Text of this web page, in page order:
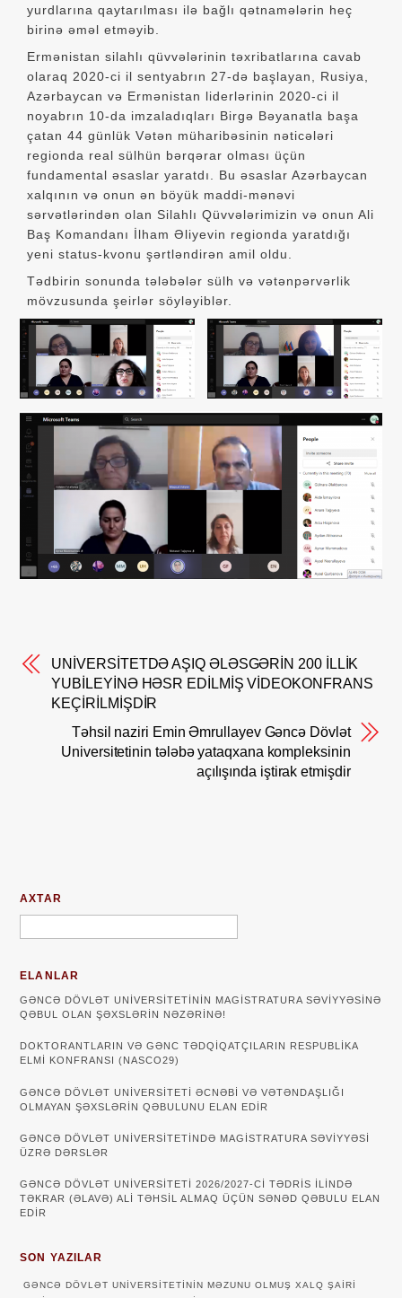
yurdlarına qaytarılması ilə bağlı qətnamələrin heç
birinə əməl etməyib.
Ermənistan silahlı qüvvələrinin təxribatlarına cavab
olaraq 2020-ci il sentyabrın 27-də başlayan, Rusiya,
Azərbaycan və Ermənistan liderlərinin 2020-ci il
noyabrın 10-da imzaladıqları Birgə Bəyanatla başa
çatan 44 günlük Vətən müharibəsinin nəticələri
regionda real sülhün bərqərar olması üçün
fundamental əsaslar yaratdı. Bu əsaslar Azərbaycan
xalqının və onun ən böyük maddi-mənəvi
sərvətlərindən olan Silahlı Qüvvələrimizin və onun Ali
Baş Komandanı İlham Əliyevin regionda yaratdığı
yeni status-kvonu şərtləndirən amil oldu.
Tədbirin sonunda tələbələr sülh və vətənpərvərlik
mövzusunda şeirlər söyləyiblər.
UNİVERSİTETDƏ AŞIQ ƏLƏSGƏRİN 200 İLLİK
YUBİLEYİNƏ HƏSR EDİLMİŞ VİDEOKONFRANS
KEÇİRİLMİŞDİR
Təhsil naziri Emin Əmrullayev Gəncə Dövlət
Universitetinin tələbə yataqxana kompleksinin
açılışında iştirak etmişdir
AXTAR
ELANLAR
GƏNCƏ DÖVLƏT UNIVERSITETININ MAGISTRATURA SƏVIYYƏSINƏ
QƏBUL OLAN ŞƏXSLƏRIN NƏZƏRINƏ!
DOKTORANTLARIN VƏ GƏNC TƏDQİQATÇILARIN RESPUBLİKA
ELMİ KONFRANSI (NASCO29)
GƏNCƏ DÖVLƏT UNIVERSITETI ƏCNƏBI VƏ VƏTƏNDAŞLIĞI
OLMAYAN ŞƏXSLƏRIN QƏBULUNU ELAN EDIR
GƏNCƏ DÖVLƏT UNIVERSITETINDƏ MAGISTRATURA SƏVIYYƏSI
ÜZRƏ DƏRSLƏR
GƏNCƏ DÖVLƏT UNİVERSİTETİ 2026/2027-Cİ TƏDRİS İLİNDƏ
TƏKRAR (ƏLAVƏ) ALİ TƏHSİL ALMAQ ÜÇÜN SƏNƏD QƏBULU ELAN
EDİR
SON YAZILAR
GƏNCƏ DÖVLƏT UNIVERSITETININ MƏZUNU OLMUŞ XALQ ŞAIRI